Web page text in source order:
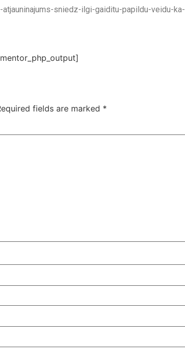
sniedz-ilgi-gaiditu-papildu-veidu-ka-
fields are marked *